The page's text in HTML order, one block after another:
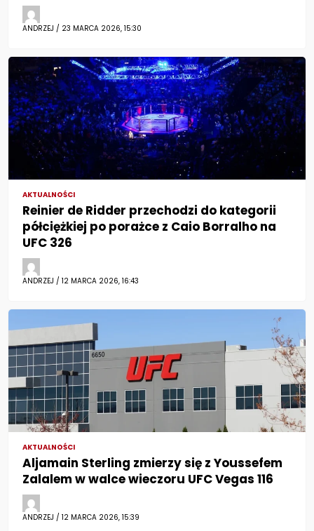
ANDRZEJ / 23 MARCA 2026, 15:30
AKTUALNOŚCI
Reinier de Ridder przechodzi do kategorii
półciężkiej po porażce z Caio Borralho na
UFC 326
ANDRZEJ / 12 MARCA 2026, 16:43
AKTUALNOŚCI
Aljamain Sterling zmierzy się z Youssefem
Zalalem w walce wieczoru UFC Vegas 116
ANDRZEJ / 12 MARCA 2026, 15:39